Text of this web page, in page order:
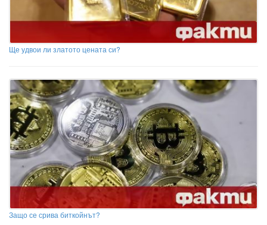
Ще удвои ли златото цената си?
Защо се срива биткойнът?